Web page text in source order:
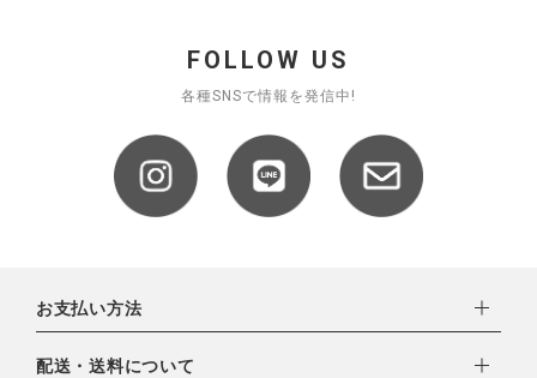
FOLLOW US
各種SNSで情報を発信中!
お支払い方法
下記お支払い方法よりお選びいただけます。
配送・送料について